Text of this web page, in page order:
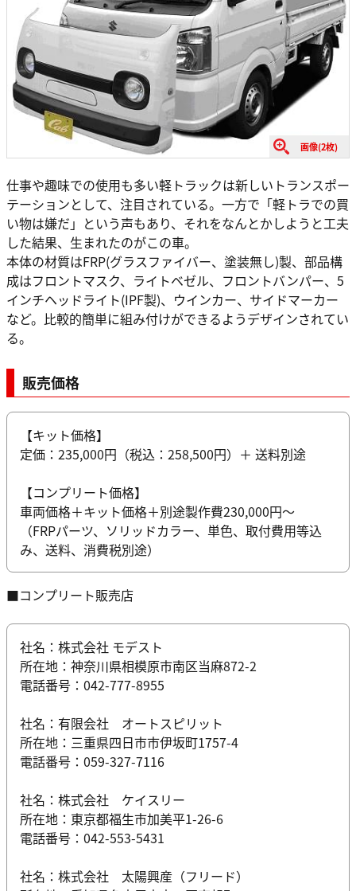
画像(2枚)
仕事や趣味での使用も多い軽トラックは新しいトランスポー
テーションとして、注目されている。一方で「軽トラでの買
い物は嫌だ」という声もあり、それをなんとかしようと工夫
した結果、生まれたのがこの車。
本体の材質はFRP(グラスファイバー、塗装無し)製、部品構
成はフロントマスク、ライトベゼル、フロントバンパー、5
インチヘッドライト(IPF製)、ウインカー、サイドマーカー
など。比較的簡単に組み付けができるようデザインされてい
る。
販売価格
【キット価格】
定価：235,000円（税込：258,500円）＋ 送料別途
【コンプリート価格】
車両価格＋キット価格＋別途製作費230,000円～
（FRPパーツ、ソリッドカラー、単色、取付費用等込
み、送料、消費税別途）
■コンプリート販売店
社名：株式会社 モデスト
所在地：神奈川県相模原市南区当麻872-2
電話番号：042-777-8955
社名：有限会社 オートスピリット
所在地：三重県四日市市伊坂町1757-4
電話番号：059-327-7116
社名：株式会社 ケイスリー
所在地：東京都福生市加美平1-26-6
電話番号：042-553-5431
社名：株式会社 太陽興産（フリード）